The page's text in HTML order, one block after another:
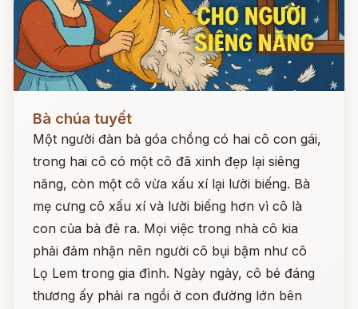
Bà chúa tuyết
Một người đàn bà góa chồng có hai cô con gái,
trong hai cô có một cô đã xinh đẹp lại siêng
năng, còn một cô vừa xấu xí lại lười biếng. Bà
mẹ cưng cô xấu xí và lười biếng hơn vì cô là
con của bà đẻ ra. Mọi việc trong nhà cô kia
phải đảm nhận nên người cô bụi bậm như cô
Lọ Lem trong gia đình. Ngày ngày, cô bé đáng
thương ấy phải ra ngồi ở con đường lớn bên